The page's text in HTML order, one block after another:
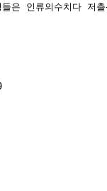
들은 인류의수치다 저